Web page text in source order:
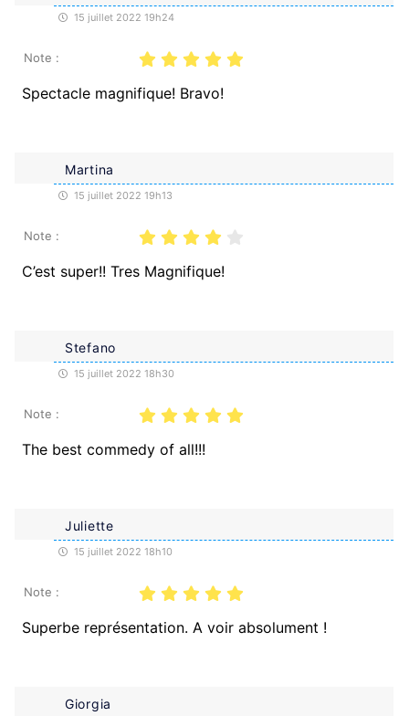
15 juillet 2022 19h24
Note :
Spectacle magnifique! Bravo!
Martina
15 juillet 2022 19h13
Note :
C’est super!! Tres Magnifique!
Stefano
15 juillet 2022 18h30
Note :
The best commedy of all!!!
Juliette
15 juillet 2022 18h10
Note :
Superbe représentation. A voir absolument !
Giorgia